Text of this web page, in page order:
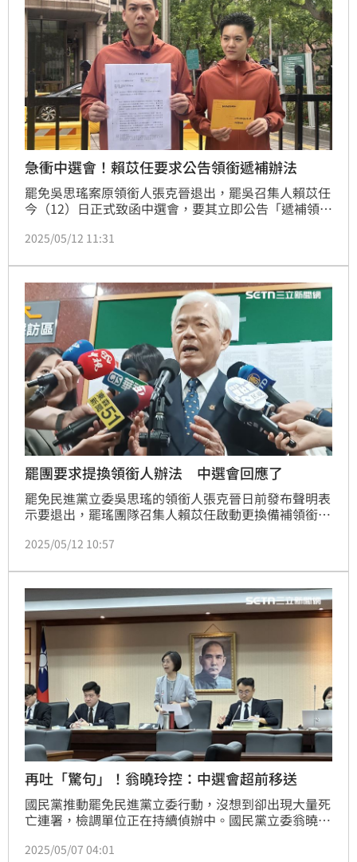
急衝中選會！賴苡任要求公告領銜遞補辦法
罷免吳思瑤案原領銜人張克晉退出，罷吳召集人賴苡任
今（12）日正式致函中選會，要其立即公告「遞補領銜
會沒有公告相關「作業辦法」就是黑箱，批評中選會違
2025/05/12 11:31
罷團要求提換領銜人辦法 中選會回應了
罷免民進黨立委吳思瑤的領銜人張克晉日前發布聲明表
示要退出，罷瑤團隊召集人賴苡任啟動更換備補領銜人
辦法，否則即為行政怠惰、抗拒依法行政。對此，中選
得更換同意書才是正道，因為同意書要達到一半以上，
而且是要正確的，希望罷團重點放在這個地方。
2025/05/12 10:57
再吐「驚句」！翁曉玲控：中選會超前移送
國民黨推動罷免民進黨立委行動，沒想到卻出現大量死
亡連署，檢調單位正在持續偵辦中。國民黨立委翁曉玲
查」，隨即引發熱議。翁曉玲今（7日）於臉書發文再
2025/05/07 04:01